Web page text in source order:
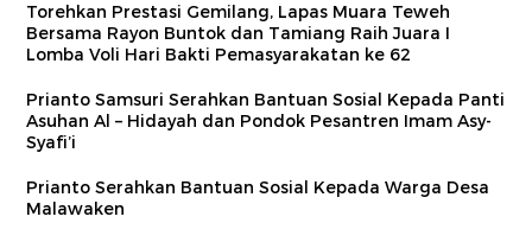
Torehkan Prestasi Gemilang, Lapas Muara Teweh
Bersama Rayon Buntok dan Tamiang Raih Juara I
Lomba Voli Hari Bakti Pemasyarakatan ke 62
Prianto Samsuri Serahkan Bantuan Sosial Kepada Panti
Asuhan Al – Hidayah dan Pondok Pesantren Imam Asy-
Syafi’i
Prianto Serahkan Bantuan Sosial Kepada Warga Desa
Malawaken